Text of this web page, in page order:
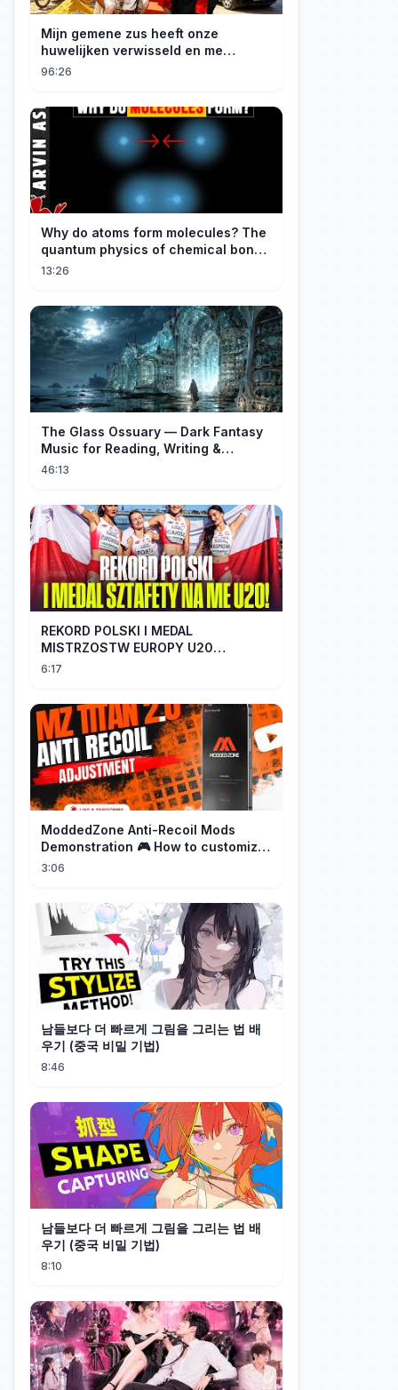
Mijn gemene zus heeft onze
huwelijken verwisseld en me
gedwongen te trouwen met een
96:26
Why do atoms form molecules? The
quantum physics of chemical bonds
explained
13:26
The Glass Ossuary — Dark Fantasy
Music for Reading, Writing &
Ancient Archives
46:13
REKORD POLSKI I MEDAL
MISTRZOSTW EUROPY U20
SZTAFETY 4 X 100 METRÓW KOBIET
6:17
ModdedZone Anti-Recoil Mods
Demonstration 🎮 How to customize
the anti-recoil for your gameplay!
3:06
남들보다 더 빠르게 그림을 그리는 법 배
우기 (중국 비밀 기법)
8:46
남들보다 더 빠르게 그림을 그리는 법 배
우기 (중국 비밀 기법)
8:10